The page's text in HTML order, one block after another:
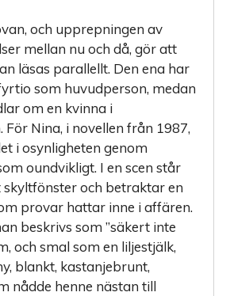
och upprepningen av
mellan nu och då, gör att
läsas parallellt. Den ena har
som huvudperson, medan
om en kvinna i
För Nina, i novellen från 1987,
i osynligheten genom
oundvikligt. I en scen står
och betraktar en
provar hattar inne i affären.
beskrivs som ”säkert inte
och smal som en liljestjälk,
blankt, kastanjebrunt,
nådde henne nästan till